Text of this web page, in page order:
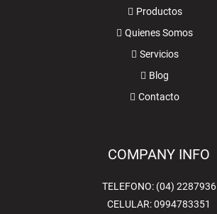
Productos
Quienes Somos
Servicios
Blog
Contacto
COMPANY INFO
TELEFONO: (04) 2287936
CELULAR: 0994783351